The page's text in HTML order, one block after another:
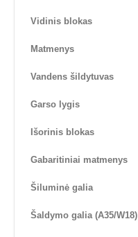
Vidinis blokas
Matmenys
Vandens šildytuvas
Garso lygis
Išorinis blokas
Gabaritiniai matmenys
Šiluminė galia
Šaldymo galia (A35/W18)